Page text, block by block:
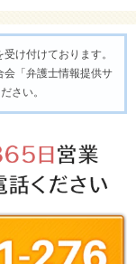
受け付けております。
会「弁護士情報提供サ
さい。